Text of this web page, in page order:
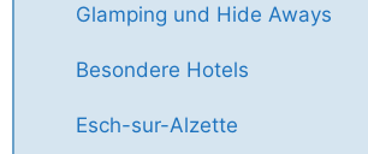
Glamping und Hide Aways
Besondere Hotels
Esch-sur-Alzette